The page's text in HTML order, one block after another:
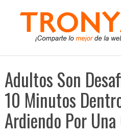
Adultos Son
10 Minutos
Ardiendo Por Una